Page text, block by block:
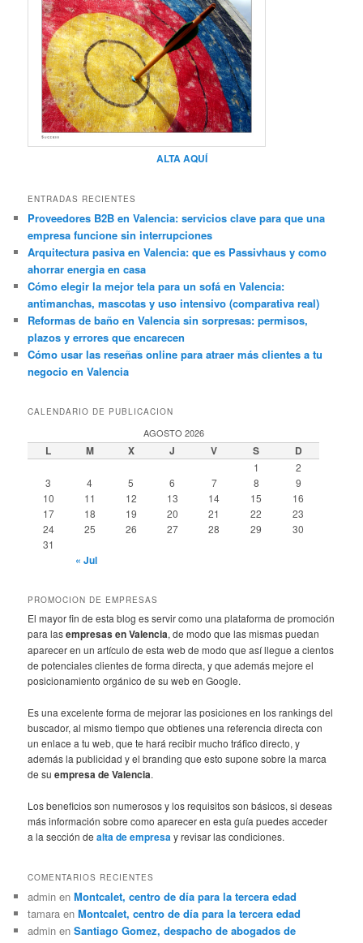
ALTA AQUÍ
ENTRADAS RECIENTES
Proveedores B2B en Valencia: servicios clave para que una
empresa funcione sin interrupciones
Arquitectura pasiva en Valencia: que es Passivhaus y como
ahorrar energia en casa
Cómo elegir la mejor tela para un sofá en Valencia:
antimanchas, mascotas y uso intensivo (comparativa real)
Reformas de baño en Valencia sin sorpresas: permisos,
plazos y errores que encarecen
Cómo usar las reseñas online para atraer más clientes a tu
negocio en Valencia
CALENDARIO DE PUBLICACION
AGOSTO 2026
L M X J V S D
1
2
3
4 5 6 7 8
9
10
11 12 13 14 15
16
17
18 19 20 21 22
23
24
25 26 27 28 29
30
31
« Jul
PROMOCION DE EMPRESAS
El mayor fin de esta blog es servir como una plataforma de promoción
para lasempresas en Valencia, de modo que las mismas puedan
aparecer en un artículo de esta web de modo que así llegue a cientos
de potenciales clientes de forma directa, y que además mejore el
posicionamiento orgánico de su web en Google.
Es una excelente forma de mejorar las posiciones en los rankings del
buscador, al mismo tiempo que obtienes una referencia directa con
un enlace a tu web, que te hará recibir mucho tráfico directo, y
además la publicidad y el branding que esto supone sobre la marca
de suempresa de Valencia.
Los beneficios son numerosos y los requisitos son básicos, si deseas
más información sobre como aparecer en esta guía puedes acceder
a la sección dealta de empresay revisar las condiciones.
COMENTARIOS RECIENTES
admin enMontcalet, centro de día para la tercera edad
tamara enMontcalet, centro de día para la tercera edad
admin enSantiago Gomez, despacho de abogados de